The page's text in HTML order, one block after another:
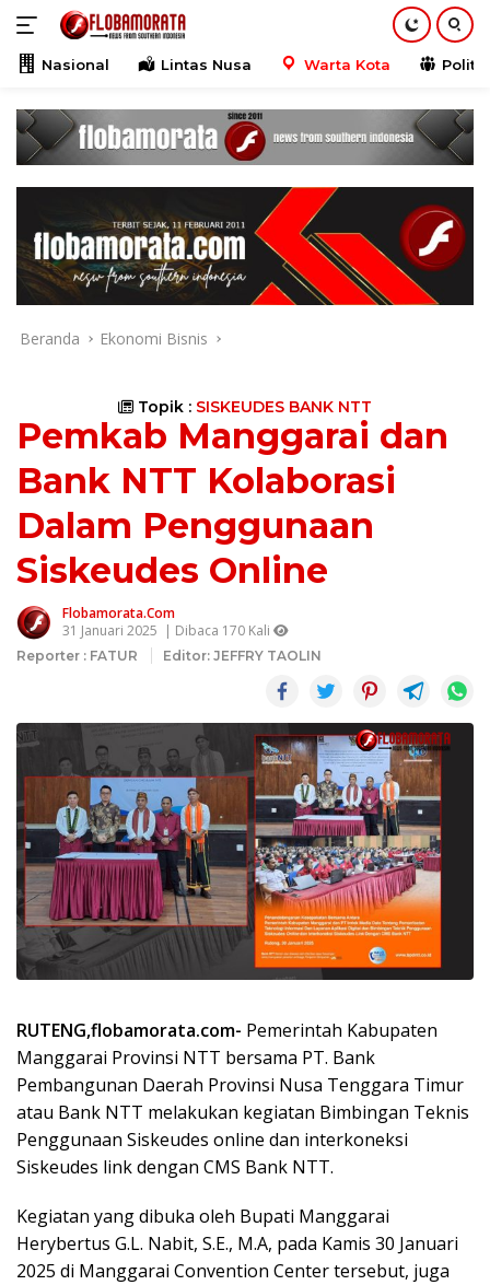
Langsung
kontenNasional Lintas Nusa Warta Kota Politik
Beranda Ekonomi Bisnis
Topik : SISKEUDES BANK NTT
Pemkab Manggarai dan
Bank NTT Kolaborasi
Dalam Penggunaan
Siskeudes Online
Flobamorata.com
31 Januari 2025 | Dibaca 170 Kali
Reporter : FATUR Editor: JEFFRY TAOLIN
RUTENG,flobamorata.com- Pemerintah Kabupaten
Manggarai Provinsi NTT bersama PT. Bank
Pembangunan Daerah Provinsi Nusa Tenggara Timur
atau Bank NTT melakukan kegiatan Bimbingan Teknis
Penggunaan Siskeudes online dan interkoneksi
Siskeudes link dengan CMS Bank NTT.
Kegiatan yang dibuka oleh Bupati Manggarai
Herybertus G.L. Nabit, S.E., M.A, pada Kamis 30 Januari
2025 di Manggarai Convention Center tersebut, juga